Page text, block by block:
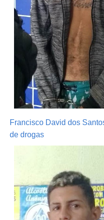
Francisco David dos
de drogas